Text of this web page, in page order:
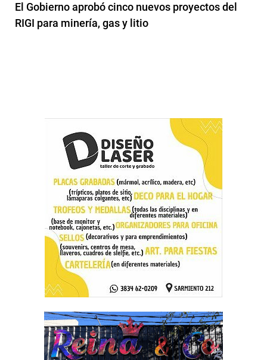
El Gobierno aprobó cinco nuevos proyectos del
RIGI para minería, gas y litio